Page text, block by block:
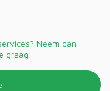
Neem dan
graag!